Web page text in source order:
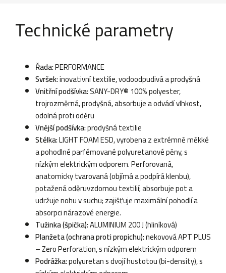
Technické parametry
Řada:PERFORMANCE
Svršek:inovativní textilie, vodoodpudivá a prodyšná
Vnitřní podšívka:SANY-DRY® 100% polyester,
trojrozměrná, prodyšná, absorbuje a odvádí vlhkost,
odolná proti oděru
Vnější podšívka:prodyšná textilie
Stélka:LIGHT FOAM ESD, vyrobena z extrémně měkké
a pohodlné parfémované polyuretanové pěny, s
nízkým elektrickým odporem. Perforovaná,
anatomicky tvarovaná (objímá a podpírá klenbu),
potažená oděruvzdornou textilií; absorbuje pot a
udržuje nohu v suchu; zajišťuje maximální pohodlí a
absorpci nárazové energie.
Tužinka (špička):ALUMINIUM 200 J (hliníková)
Planžeta (ochrana proti propichu):nekovová APT PLUS
– Zero Perforation, s nízkým elektrickým odporem
Podrážka:polyuretan s dvojí hustotou (bi-density), s